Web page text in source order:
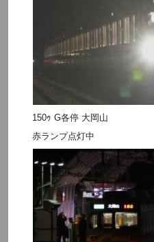
150ｩ G各停 大岡山
赤ランプ点灯中